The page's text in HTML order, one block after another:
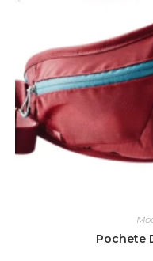
Pochete